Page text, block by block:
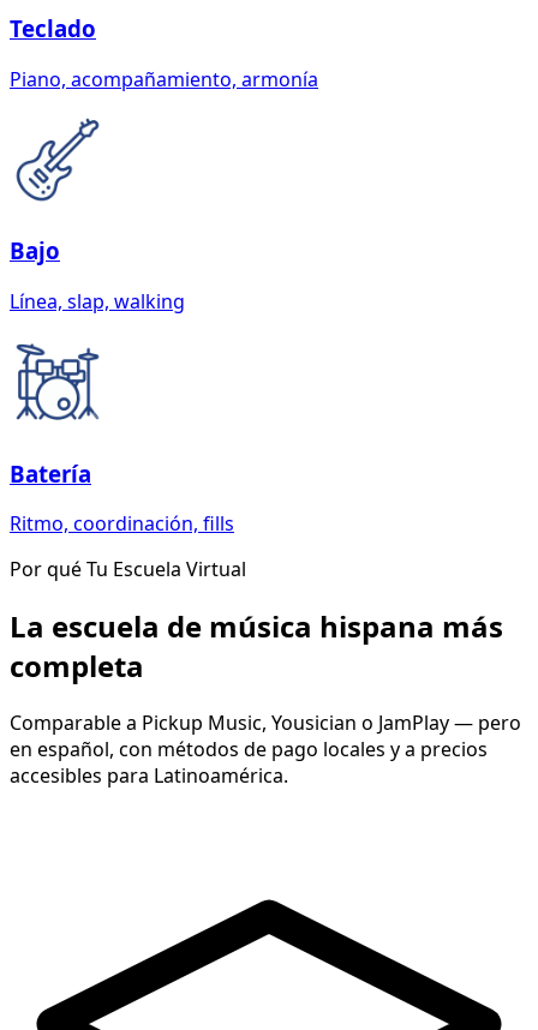
Teclado
Piano, acompañamiento, armonía
Bajo
Línea, slap, walking
Batería
Ritmo, coordinación, fills
Por qué Tu Escuela Virtual
La escuela de música hispana más
completa
Comparable a Pickup Music, Yousician o JamPlay — pero
en español, con métodos de pago locales y a precios
accesibles para Latinoamérica.